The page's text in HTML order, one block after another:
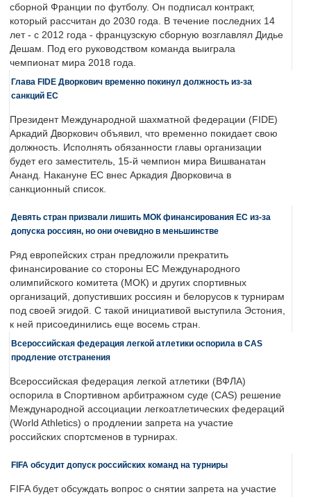
сборной Франции по футболу. Он подписал контракт,
который рассчитан до 2030 года. В течение последних 14
лет - с 2012 года - французскую сборную возглавлял Дидье
Дешам. Под его руководством команда выиграла
чемпионат мира 2018 года.
Глава FIDE Дворкович временно покинул должность из-за
санкций ЕС
Президент Международной шахматной федерации (FIDE)
Аркадий Дворкович объявил, что временно покидает свою
должность. Исполнять обязанности главы организации
будет его заместитель, 15-й чемпион мира Вишванатан
Ананд. Накануне ЕС внес Аркадия Дворковича в
санкционный список.
Девять стран призвали лишить МОК финансирования ЕС из-за
допуска россиян, но они очевидно в меньшинстве
Ряд европейских стран предложили прекратить
финансирование со стороны ЕС Международного
олимпийского комитета (МОК) и других спортивных
организаций, допустивших россиян и белорусов к турнирам
под своей эгидой. С такой инициативой выступила Эстония,
к ней присоединились еще восемь стран.
Всероссийская федерация легкой атлетики оспорила в CAS
продление отстранения
Всероссийская федерация легкой атлетики (ВФЛА)
оспорила в Спортивном арбитражном суде (CAS) решение
Международной ассоциации легкоатлетических федераций
(World Athletics) о продлении запрета на участие
российских спортсменов в турнирах.
FIFA обсудит допуск российских команд на турниры
FIFA будет обсуждать вопрос о снятии запрета на участие